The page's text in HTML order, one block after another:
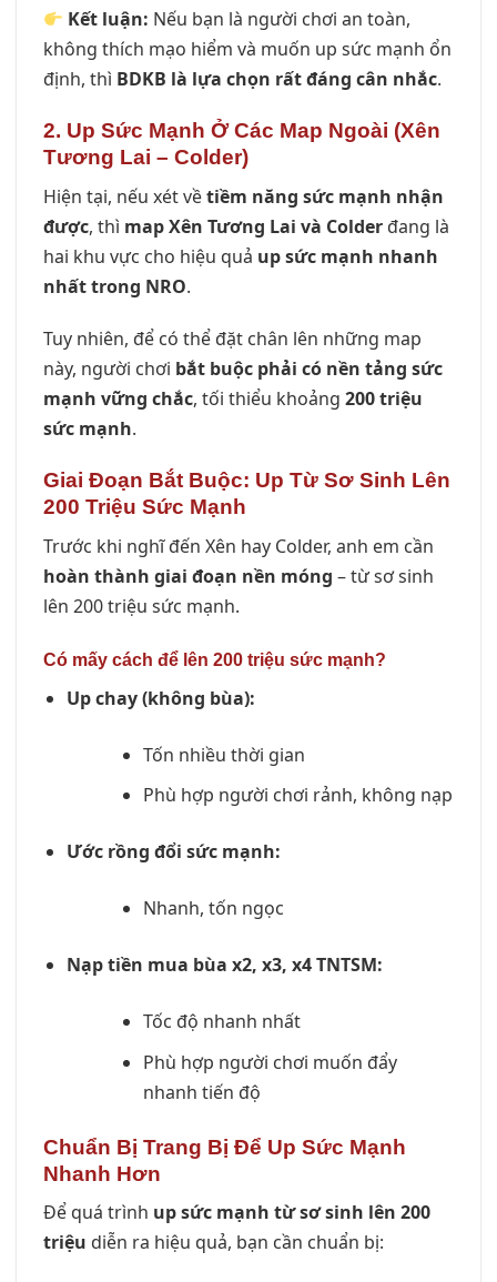
Kết luận: Nếu bạn là người chơi an toàn,
không thích mạo hiểm và muốn up sức mạnh ổn
định, thì BDKB là lựa chọn rất đáng cân nhắc.
2. Up Sức Mạnh Ở Các Map Ngoài (Xên
Tương Lai – Colder)
Hiện tại, nếu xét vềtiềm năng sức mạnh nhận
được, thì map Xên Tương Lai và Colder đang là
hai khu vực cho hiệu quả up sức mạnh nhanh
nhất trong NRO.
Tuy nhiên, để có thể đặt chân lên những map
này, người chơi bắt buộc phải có nền tảng sức
mạnh vững chắc, tối thiểu khoảng 200 triệu
sức mạnh.
Giai Đoạn Bắt Buộc: Up Từ Sơ Sinh Lên
200 Triệu Sức Mạnh
Trước khi nghĩ đến Xên hay Colder, anh em cần
hoàn thành giai đoạn nền móng – từ sơ sinh
lên 200 triệu sức mạnh.
Có mấy cách để lên 200 triệu sức mạnh?
Up chay (không bùa):
Tốn nhiều thời gian
Phù hợp người chơi rảnh, không nạp
Ước rồng đổi sức mạnh:
Nhanh, tốn ngọc
Nạp tiền mua bùa x2, x3, x4 TNTSM:
Tốc độ nhanh nhất
Phù hợp người chơi muốn đẩy
nhanh tiến độ
Chuẩn Bị Trang Bị Để Up Sức Mạnh
Nhanh Hơn
Để quá trình up sức mạnh từ sơ sinh lên 200
triệu diễn ra hiệu quả, bạn cần chuẩn bị: